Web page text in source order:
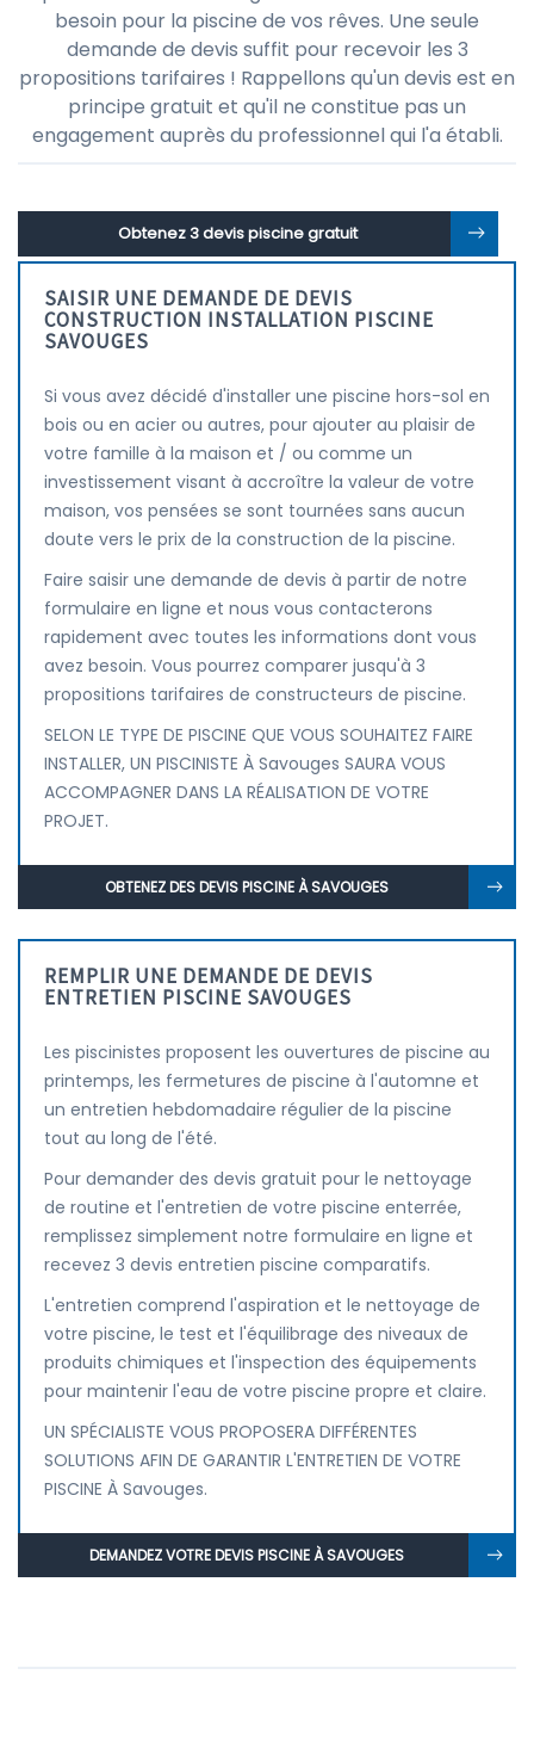
besoin pour la piscine de vos rêves. Une seule
demande de devis suffit pour recevoir les 3
propositions tarifaires ! Rappellons qu'un devis est en
principe gratuit et qu'il ne constitue pas un
engagement auprès du professionnel qui l'a établi.
Obtenez 3 devis piscine gratuit
SAISIR UNE DEMANDE DE DEVIS
CONSTRUCTION INSTALLATION PISCINE
SAVOUGES
Si vous avez décidé d'installer une piscine hors-sol en
bois ou en acier ou autres, pour ajouter au plaisir de
votre famille à la maison et / ou comme un
investissement visant à accroître la valeur de votre
maison, vos pensées se sont tournées sans aucun
doute vers le prix de la construction de la piscine.
Faire saisir une demande de devis à partir de notre
formulaire en ligne et nous vous contacterons
rapidement avec toutes les informations dont vous
avez besoin. Vous pourrez comparer jusqu'à 3
propositions tarifaires de constructeurs de piscine.
SELON LE TYPE DE PISCINE QUE VOUS SOUHAITEZ FAIRE
INSTALLER, UN PISCINISTE À Savouges SAURA VOUS
ACCOMPAGNER DANS LA RÉALISATION DE VOTRE
PROJET.
OBTENEZ DES DEVIS PISCINE À SAVOUGES
REMPLIR UNE DEMANDE DE DEVIS
ENTRETIEN PISCINE SAVOUGES
Les piscinistes proposent les ouvertures de piscine au
printemps, les fermetures de piscine à l'automne et
un entretien hebdomadaire régulier de la piscine
tout au long de l'été.
Pour demander des devis gratuit pour le nettoyage
de routine et l'entretien de votre piscine enterrée,
remplissez simplement notre formulaire en ligne et
recevez 3 devis entretien piscine comparatifs.
L'entretien comprend l'aspiration et le nettoyage de
votre piscine, le test et l'équilibrage des niveaux de
produits chimiques et l'inspection des équipements
pour maintenir l'eau de votre piscine propre et claire.
UN SPÉCIALISTE VOUS PROPOSERA DIFFÉRENTES
SOLUTIONS AFIN DE GARANTIR L'ENTRETIEN DE VOTRE
PISCINE À Savouges.
DEMANDEZ VOTRE DEVIS PISCINE À SAVOUGES